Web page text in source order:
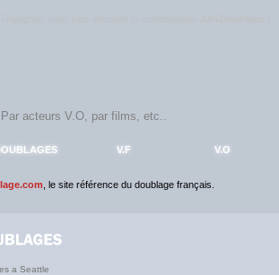
V.F V.O
, le site référence du doublage français.
a Seattle